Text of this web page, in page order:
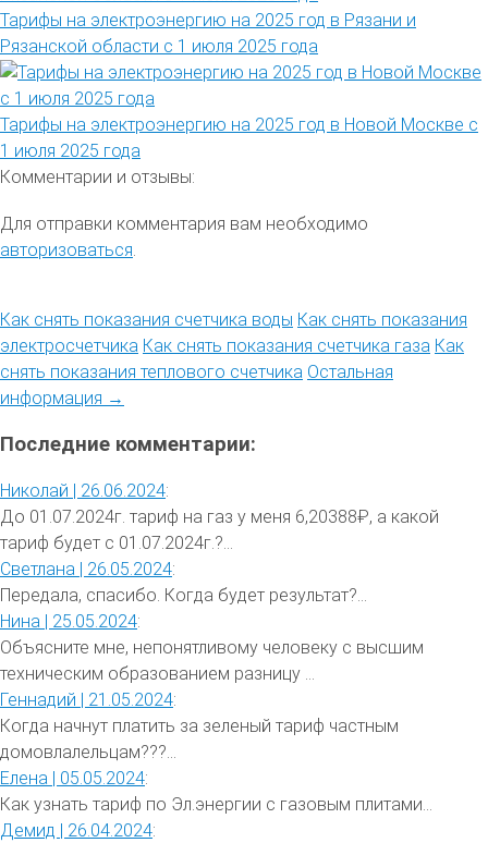
Тарифы на электроэнергию на 2025 год в Рязани и
Рязанской области с 1 июля 2025 года
Тарифы на электроэнергию на 2025 год в Новой Москве с
1 июля 2025 года
Комментарии и отзывы:
Для отправки комментария вам необходимо
авторизоваться
Как снять показания счетчика воды Как снять показания
электросчетчика Как снять показания счетчика газа Как
снять показания теплового счетчика Остальная
информация →
Последние комментарии:
Николай | 26.06.2024:
До 01.07.2024г. тариф на газ у меня 6,20388₽, а какой
тариф будет с 01.07.2024г.?...
Светлана | 26.05.2024:
Передала, спасибо. Когда будет результат?...
Нина | 25.05.2024:
Объясните мне, непонятливому человеку с высшим
техническим образованием разницу ...
Геннадий | 21.05.2024:
Когда начнут платить за зеленый тариф частным
домовлалельцам???...
Елена | 05.05.2024:
Как узнать тариф по Эл.энергии с газовым плитами...
Демид | 26.04.2024: